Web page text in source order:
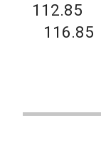
112.85
116.85